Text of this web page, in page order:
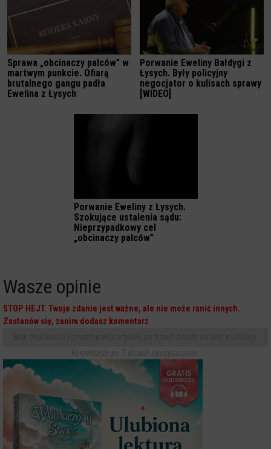
Sprawa „obcinaczy palców” w
martwym punkcie. Ofiarą
brutalnego gangu padła
Ewelina z Łysych
Porwanie Eweliny Bałdygi z
Łysych. Były policyjny
negocjator o kulisach sprawy
[WIDEO]
Porwanie Eweliny z Łysych.
Szokujące ustalenia sądu:
Nieprzypadkowy cel
„obcinaczy palców”
Wasze opinie
STOP HEJT. Twoje zdanie jest ważne, ale nie może ranić innych.
Zastanów się, zanim dodasz komentarz
Komentarze po 7 dniach są czyszczone.